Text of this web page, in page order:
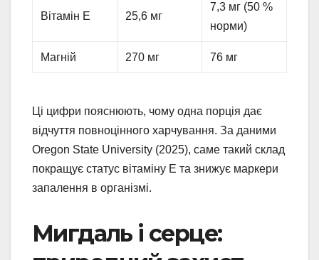
Вітамін Е 25,6 мг
7,3 мг (50 %
норми)
Магній 270 мг 76 мг
Ці цифри пояснюють, чому одна порція дає
відчуття повноцінного харчування. За даними
Oregon State University (2025), саме такий склад
покращує статус вітаміну Е та знижує маркери
запалення в організмі.
Мигдаль і серце: